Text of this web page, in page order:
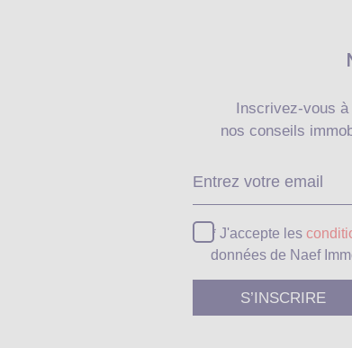
Inscrivez-vous
nos conseils
* J'accepte les
données de Naef